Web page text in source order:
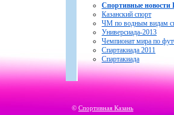
Спортивные новости
Казанский спорт
ЧМ по водным видам
Универсиада-2013
Чемпионат мира по
Спартакиада 2011
Спартакиада
© Спортивная Казань